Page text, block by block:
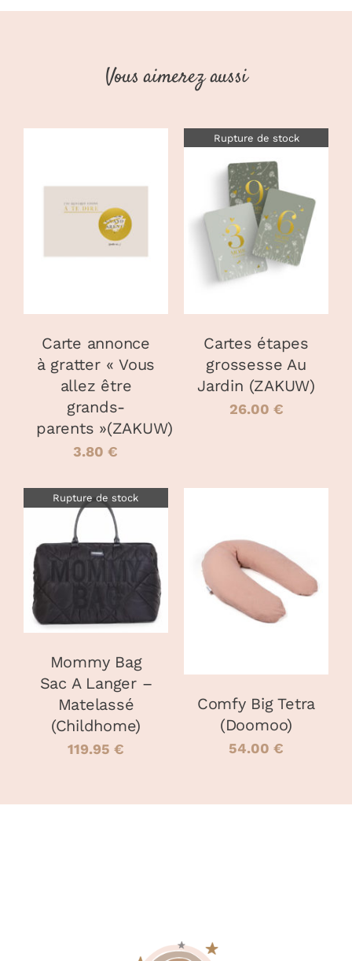
Vous aimerez aussi
AJOUTER AU
PANIER
/
DÉTAILS
Carte annonce
à gratter « Vous
allez être
grands-
parents »(ZAKUW)
3.80€
Rupture de stock
DÉTAILS
Cartes étapes
grossesse Au
Jardin (ZAKUW)
26.00 €
Rupture de stock
DÉTAILS
Mommy Bag
Sac A Langer –
Matelassé
(Childhome)
119.95 €
CHOIX DES
OPTIONS
CE
PRODUIT
A
PEUVENT
ÊTRE
CHOISIES
SUR
/
DÉTAILS
Comfy Big Tetra
(Doomoo)
54.00 €